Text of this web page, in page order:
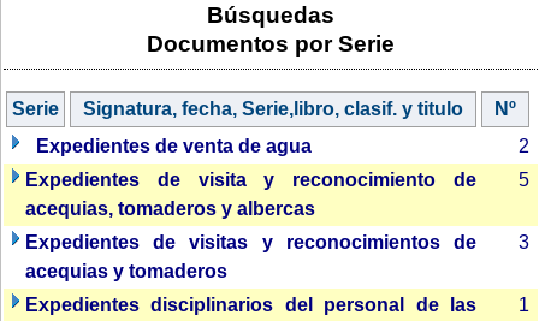
Búsquedas
Documentos por Serie
Serie Signatura, fecha, Serie,libro, clasif. y titulo
Nº
Expedientes de venta de agua
2
Expedientes de visita y reconocimiento de
acequias, tomaderos y albercas
5
Expedientes de visitas y reconocimientos de
acequias y tomaderos
3
Expedientes disciplinarios del personal de las
1